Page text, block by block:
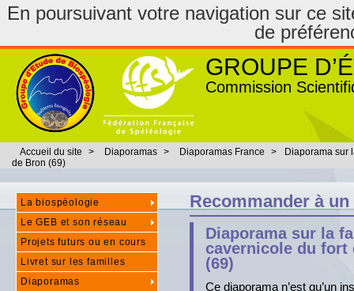
En poursuivant votre navigation sur ce
de
GROUPE
Commission
Accueil du site > Diaporamas > Diaporamas France >
Diaporama sur
de Bron (69)
Recommander à un
Diaporama sur la
cavernicole du fort
(69)
Ce diaporama n’est qu’un
La biospéologie
Le GEB et son réseau
Projets futurs ou en cours
Livret sur les familles
Diaporamas